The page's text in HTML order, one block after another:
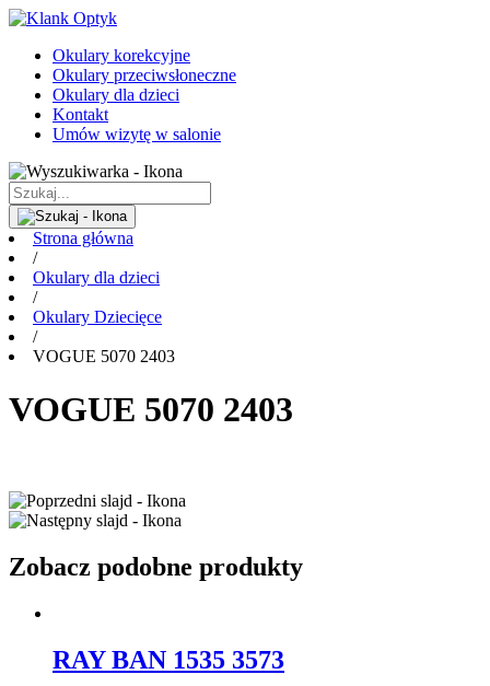
Okulary korekcyjne
Okulary przeciwsłoneczne
Okulary dla dzieci
Kontakt
Umów wizytę w salonie
Strona główna
/
Okulary dla dzieci
/
Okulary Dziecięce
/
VOGUE 5070 2403
VOGUE 5070 2403
Zobacz podobne produkty
RAY BAN 1535 3573